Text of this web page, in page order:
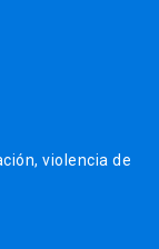
violencia de